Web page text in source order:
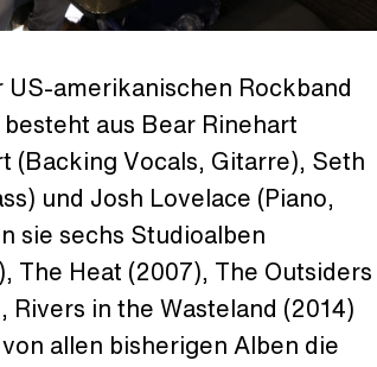
amerikanischen Rockband
aus Bear Rinehart
(Backing Vocals, Gitarre), Seth
und Josh Lovelace (Piano,
sie sechs Studioalben
Heat (2007), The Outsiders
Rivers in the Wasteland (2014)
allen bisherigen Alben die